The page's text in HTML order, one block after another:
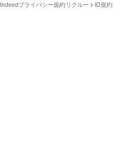
Indeedプライバシー規約 リクルートID規約